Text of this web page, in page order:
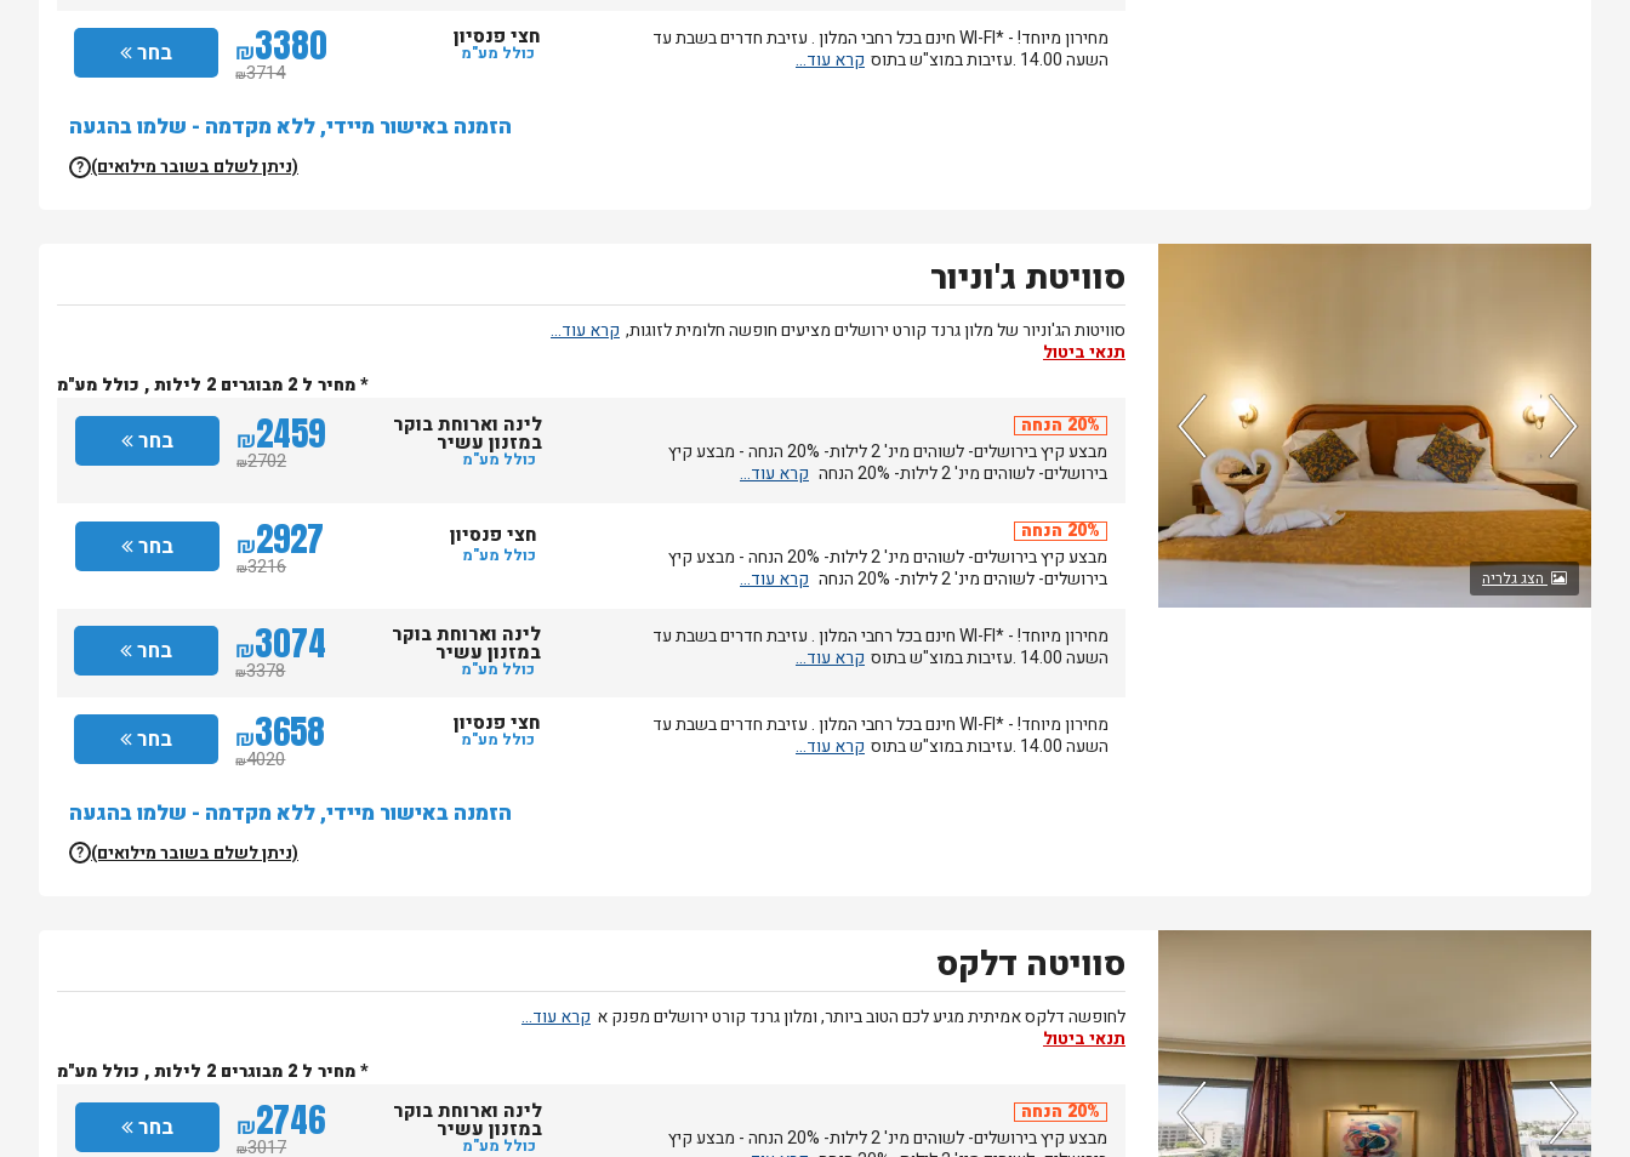
מחירון מיוחד! - *WI-FI חינם בכל רחבי המלון . עזיבת חדרים בשבת עד
השעה 14.00 .עזיבות במוצ"ש בתוס
בחר ₪3380
₪3714
חצי פנסיון
כולל מע"מ
הזמנה באישור מיידי, ללא מקדמה - שלמו בהגעה
(ניתן לשלם בשובר מילואים) ?
הצג גלריה
סוויטת ג'וניור
סוויטות הג'וניור של מלון גרנד קורט ירושלים מציעים חופשה חלומית לזוגות,
תנאי ביטול
* מחיר ל 2 מבוגרים 2 לילות , כולל מע"מ
20% הנחה
מבצע קיץ בירושלים- לשוהים מינ' 2 לילות- 20% הנחה - מבצע קיץ
בירושלים- לשוהים מינ' 2 לילות- 20% הנחה
בחר ₪2459
₪2702
לינה וארוחת בוקר
במזנון עשיר
כולל מע"מ
20% הנחה
מבצע קיץ בירושלים- לשוהים מינ' 2 לילות- 20% הנחה - מבצע קיץ
בירושלים- לשוהים מינ' 2 לילות- 20% הנחה
בחר ₪2927
₪3216
חצי פנסיון
כולל מע"מ
מחירון מיוחד! - *WI-FI חינם בכל רחבי המלון . עזיבת חדרים בשבת עד
השעה 14.00 .עזיבות במוצ"ש בתוס
בחר ₪3074
₪3378
לינה וארוחת בוקר
במזנון עשיר
כולל מע"מ
מחירון מיוחד! - *WI-FI חינם בכל רחבי המלון . עזיבת חדרים בשבת עד
השעה 14.00 .עזיבות במוצ"ש בתוס
בחר ₪3658
₪4020
חצי פנסיון
כולל מע"מ
הזמנה באישור מיידי, ללא מקדמה - שלמו בהגעה
(ניתן לשלם בשובר מילואים) ?
סוויטה דלקס
לחופשה דלקס אמיתית מגיע לכם הטוב ביותר, ומלון גרנד קורט ירושלים מפנק א
תנאי ביטול
* מחיר ל 2 מבוגרים 2 לילות , כולל מע"מ
20% הנחה
מבצע קיץ בירושלים- לשוהים מינ' 2 לילות- 20% הנחה - מבצע קיץ
בחר ₪2746
₪3017
לינה וארוחת בוקר
במזנון עשיר
כולל מע"מ